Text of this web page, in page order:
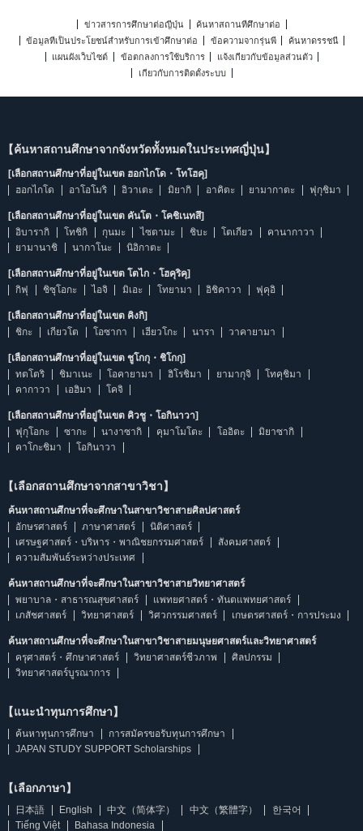
ข่าวสารการศึกษาต่อญี่ปุ่น
ค้นหาสถานที่ศึกษาต่อ
ข้อมูลที่เป็นประโยชน์สำหรับการเข้าศึกษาต่อ
ข้อความจากรุ่นพี่
ค้นหาดรรชนี
แผนผังเว็บไซต์
ข้อตกลงการใช้บริการ
แจ้งเกี่ยวกับข้อมูลส่วนตัว
เกี่ยวกับการติดตั้งระบบ
【ค้นหาสถานศึกษาจากจังหวัดทั้งหมดในประเทศญี่ปุ่น】
[เลือกสถานศึกษาที่อยู่ในเขต ฮอกไกโด・โทโฮคุ]
ฮอกไกโด
อาโอโมริ อิวาเตะ มิยากิ อาคิตะ ยามากาตะ ฟุกุชิมา
[เลือกสถานศึกษาที่อยู่ในเขต คันโต・โคชิเนทสึ]
อิบารากิ
โทชิกิ กุนมะ ไซตามะ ชิบะ โตเกียว
คานากาวา
ยามานาชิ
นากาโนะ นิอิกาตะ
[เลือกสถานศึกษาที่อยู่ในเขต โตไก・โฮคุริคุ]
กิฟุ
ชิซุโอกะ ไอจิ มิเอะ โทยามา อิชิคาวา ฟุคุอิ
[เลือกสถานศึกษาที่อยู่ในเขต คิงกิ]
ชิกะ
เกียวโต โอซากา เฮียวโกะ นารา วาคายามา
[เลือกสถานศึกษาที่อยู่ในเขต ชูโกกุ・ชิโกกุ]
ทตโตริ
ชิมาเนะ โอคายามา ฮิโรชิมา ยามากุจิ
โทคุชิมา
คากาวา
เอฮิมา โคจิ
[เลือกสถานศึกษาที่อยู่ในเขต คิวชู・โอกินาวา]
ฟุกุโอกะ
ซากะ นางาซากิ คุมาโมโตะ โออิตะ
มิยาซากิ
คาโกะชิมา
โอกินาวา
【เลือกสถานศึกษาจากสาขาวิชา】
ค้นหาสถานศึกษาที่จะศึกษาในสาขาวิชาสายศิลปศาสตร์
อักษรศาสตร์
ภาษาศาสตร์
นิติศาสตร์
เศรษฐศาสตร์・บริหาร・พาณิชยกรรมศาสตร์
สังคมศาสตร์
ความสัมพันธ์ระหว่างประเทศ
ค้นหาสถานศึกษาที่จะศึกษาในสาขาวิชาสายวิทยาศาสตร์
พยาบาล・สาธารณสุขศาสตร์
แพทยศาสตร์・ทันตแพทยศาสตร์
เภสัชศาสตร์
วิทยาศาสตร์ วิศวกรรมศาสตร์ เกษตรศาสตร์・การประมง
ค้นหาสถานศึกษาที่จะศึกษาในสาขาวิชาสายมนุษยศาสตร์และวิทยาศาสตร์
ครุศาสตร์・ศึกษาศาสตร์
วิทยาศาสตร์ชีวภาพ
ศิลปกรรม
วิทยาศาสตร์บูรณาการ
【แนะนำทุนการศึกษา】
ค้นหาทุนการศึกษา
การสมัครขอรับทุนการศึกษา
JAPAN STUDY SUPPORT Scholarships
【เลือกภาษา】
日本語 English 中文（简体字） 中文（繁體字）
한국어
Tiếng Việt
Bahasa Indonesia